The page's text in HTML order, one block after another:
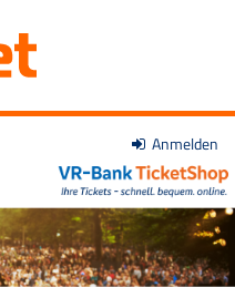
Anmelden